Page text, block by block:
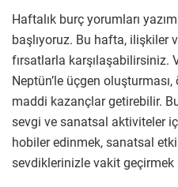
Haftalık burç yorumları
başlıyoruz. Bu hafta, ilişkiler
fırsatlarla karşılaşabilirsiniz.
Neptün’le üçgen
maddi kazançlar getirebilir.
sevgi ve sanatsal aktiviteler
hobiler edinmek, sanatsal
sevdiklerinizle vakit